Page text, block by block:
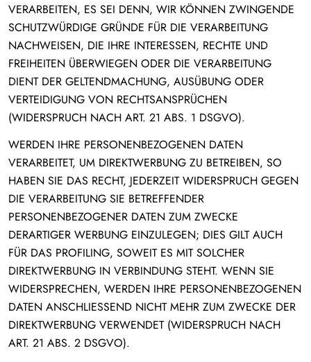
VERARBEITEN, ES SEI DENN, WIR KÖNNEN ZWINGENDE
SCHUTZWÜRDIGE GRÜNDE FÜR DIE VERARBEITUNG
NACHWEISEN, DIE IHRE INTERESSEN, RECHTE UND
FREIHEITEN ÜBERWIEGEN ODER DIE VERARBEITUNG
DIENT DER GELTENDMACHUNG, AUSÜBUNG ODER
VERTEIDIGUNG VON RECHTSANSPRÜCHEN
(WIDERSPRUCH NACH ART. 21 ABS. 1 DSGVO).
WERDEN IHRE PERSONENBEZOGENEN DATEN
VERARBEITET, UM DIREKTWERBUNG ZU BETREIBEN, SO
HABEN SIE DAS RECHT, JEDERZEIT WIDERSPRUCH GEGEN
DIE VERARBEITUNG SIE BETREFFENDER
PERSONENBEZOGENER DATEN ZUM ZWECKE
DERARTIGER WERBUNG EINZULEGEN; DIES GILT AUCH
FÜR DAS PROFILING, SOWEIT ES MIT SOLCHER
DIREKTWERBUNG IN VERBINDUNG STEHT. WENN SIE
WIDERSPRECHEN, WERDEN IHRE PERSONENBEZOGENEN
DATEN ANSCHLIESSEND NICHT MEHR ZUM ZWECKE DER
DIREKTWERBUNG VERWENDET (WIDERSPRUCH NACH
ART. 21 ABS. 2 DSGVO).